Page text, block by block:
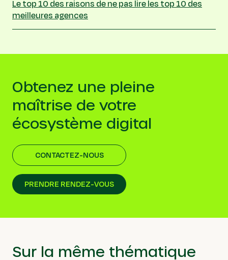
Le top 10 des raisons de ne pas lire les top 10 des
meilleures agences
Obtenez une pleine
maîtrise de votre
écosystème digital
CONTACTEZ-NOUS
PRENDRE RENDEZ-VOUS
Sur la même thématique